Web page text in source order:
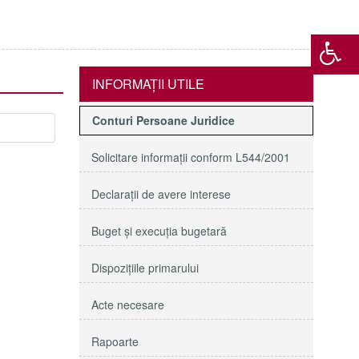
INFORMAŢII UTILE
Conturi Persoane Juridice
Solicitare informaţii conform L544/2001
Declaraţii de avere interese
Buget şi execuţia bugetară
Dispoziţiile primarului
Acte necesare
Rapoarte